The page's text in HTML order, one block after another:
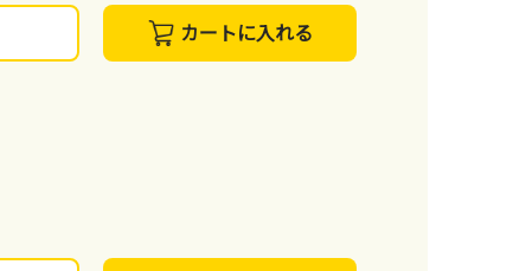
カートに入れる